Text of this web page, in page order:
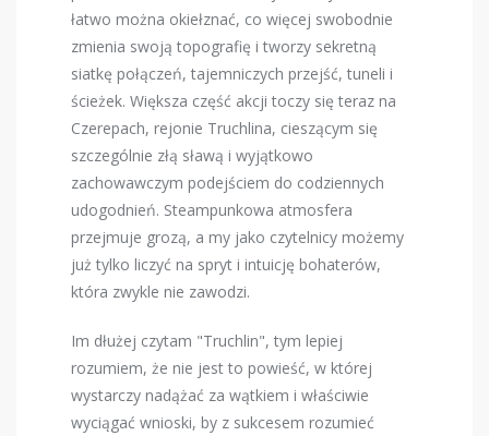
łatwo można okiełznać, co więcej swobodnie
zmienia swoją topografię i tworzy sekretną
siatkę połączeń, tajemniczych przejść, tuneli i
ścieżek. Większa część akcji toczy się teraz na
Czerepach, rejonie Truchlina, cieszącym się
szczególnie złą sławą i wyjątkowo
zachowawczym podejściem do codziennych
udogodnień. Steampunkowa atmosfera
przejmuje grozą, a my jako czytelnicy możemy
już tylko liczyć na spryt i intuicję bohaterów,
która zwykle nie zawodzi.
Im dłużej czytam "Truchlin", tym lepiej
rozumiem, że nie jest to powieść, w której
wystarczy nadążać za wątkiem i właściwie
wyciągać wnioski, by z sukcesem rozumieć